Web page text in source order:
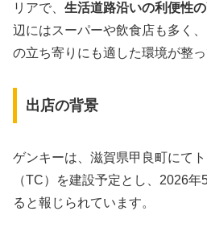
リアで、 生活道路沿いの利便性
辺にはスーパーや飲食店も多く
の立ち寄りにも適した環境が整っ
出店の背景
ゲンキーは、滋賀県甲良町にて
（TC）を建設予定とし、2026
ると報じられています。